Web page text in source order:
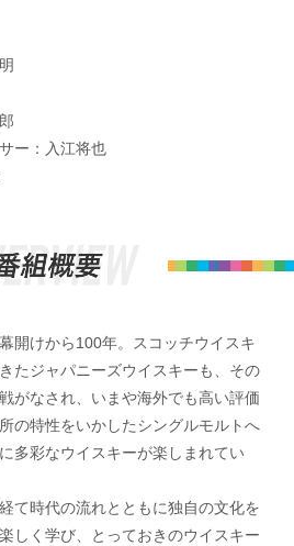
ー：入江将也
開けから100年。スコッチウイスキ
たジャパニーズウイスキーも、その
がなされ、いまや海外でも高い評価
の特性をいかしたシングルモルトへ
多彩なウイスキーが楽しまれてい
て時代の流れとともに独自の文化を
しく学び、とっておきのウイスキー